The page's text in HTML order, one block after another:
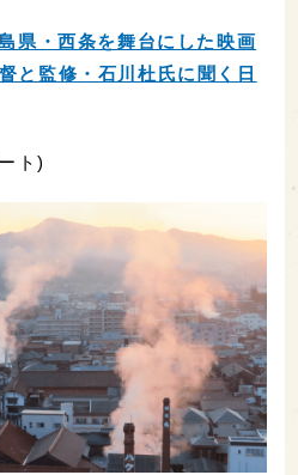
県・西条を舞台にした映画
と監修・石川杜氏に聞く日
ト)